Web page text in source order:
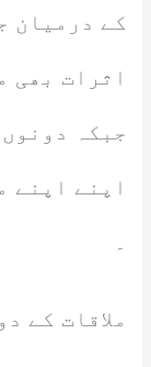
کے درمیان
اثرات بھی
جبکہ
اپنے اپنے
۔
ملاقات کے